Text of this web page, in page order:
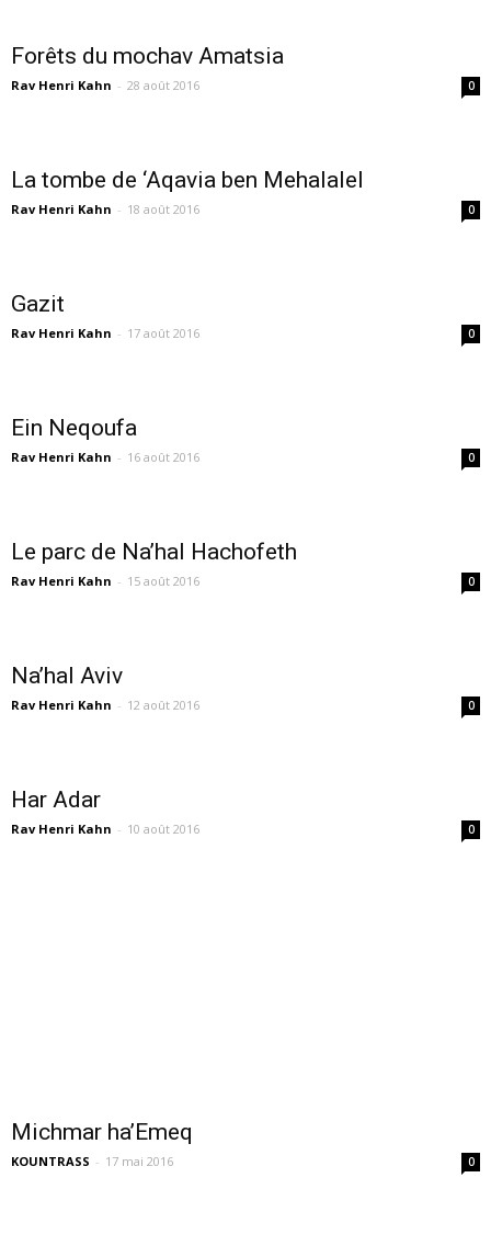
Forêts du mochav Amatsia
Rav Henri Kahn - 28 août 2016 0
La tombe de ‘Aqavia ben Mehalalel
Rav Henri Kahn - 18 août 2016 0
Gazit
Rav Henri Kahn - 17 août 2016 0
Ein Neqoufa
Rav Henri Kahn - 16 août 2016 0
Le parc de Na’hal Hachofeth
Rav Henri Kahn - 15 août 2016 0
Na’hal Aviv
Rav Henri Kahn - 12 août 2016 0
Har Adar
Rav Henri Kahn - 10 août 2016 0
Michmar ha’Emeq
KOUNTRASS - 17 mai 2016 0